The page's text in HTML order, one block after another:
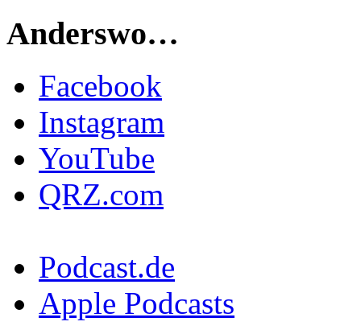
Anderswo…
Facebook
Instagram
YouTube
QRZ.com
Podcast.de
Apple Podcasts